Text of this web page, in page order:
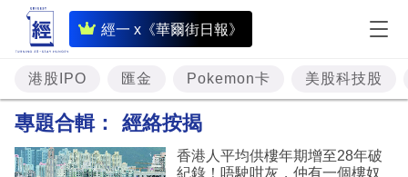
經一 x《華爾街日報》
即
時
財
經
題
港股IPO 匯金 Pokemon卡 美股科技股
專題合輯： 經絡按揭
香港人平均供樓年期增至28年破
紀錄！唔駛咁灰，仲有一個樓奴